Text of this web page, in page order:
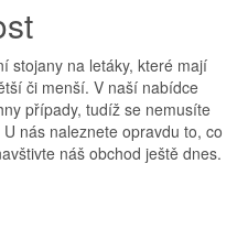
stojany na letáky, které mají
či menší. V naší nabídce
případy, tudíž se nemusíte
nás naleznete opravdu to, co
náš obchod ještě dnes.